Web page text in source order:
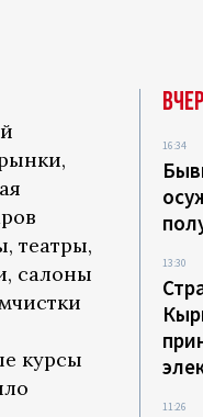
театры,
салоны
курсы
16:34
13:30
11:26